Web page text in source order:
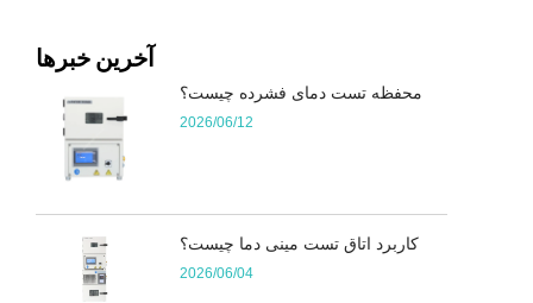
آخرین خبرها
محفظه تست دمای فشرده چیست؟
2026/06/12
کاربرد اتاق تست مینی دما چیست؟
2026/06/04